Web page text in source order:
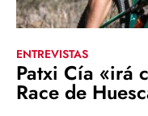
ENTREVISTAS
Patxi Cía «irá
Race de